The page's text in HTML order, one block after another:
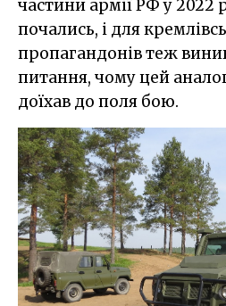
частини армії РФ у 2022
почались, і для
пропагандонів теж
питання, чому цей
доїхав до поля бою.